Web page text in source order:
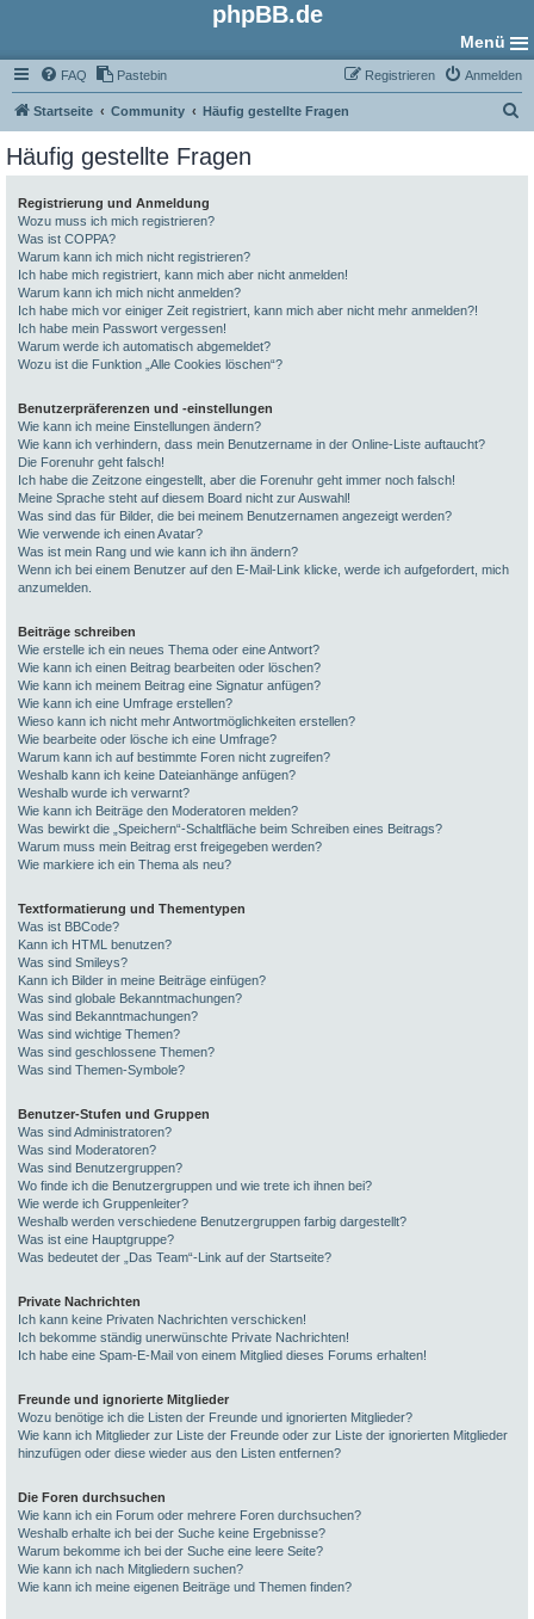
phpBB.de
Menü
FAQ Pastebin Anmelden
Registrieren
Startseite Community Häufig gestellte Fragen
Häufig gestellte Fragen
Registrierung und Anmeldung
Wozu muss ich mich registrieren?
Was ist COPPA?
Warum kann ich mich nicht registrieren?
Ich habe mich registriert, kann mich aber nicht anmelden!
Warum kann ich mich nicht anmelden?
Ich habe mich vor einiger Zeit registriert, kann mich aber nicht mehr anmelden?!
Ich habe mein Passwort vergessen!
Warum werde ich automatisch abgemeldet?
Wozu ist die Funktion „Alle Cookies löschen“?
Benutzerpräferenzen und -einstellungen
Wie kann ich meine Einstellungen ändern?
Wie kann ich verhindern, dass mein Benutzername in der Online-Liste auftaucht?
Die Forenuhr geht falsch!
Ich habe die Zeitzone eingestellt, aber die Forenuhr geht immer noch falsch!
Meine Sprache steht auf diesem Board nicht zur Auswahl!
Was sind das für Bilder, die bei meinem Benutzernamen angezeigt werden?
Wie verwende ich einen Avatar?
Was ist mein Rang und wie kann ich ihn ändern?
Wenn ich bei einem Benutzer auf den E-Mail-Link klicke, werde ich aufgefordert, mich
anzumelden.
Beiträge schreiben
Wie erstelle ich ein neues Thema oder eine Antwort?
Wie kann ich einen Beitrag bearbeiten oder löschen?
Wie kann ich meinem Beitrag eine Signatur anfügen?
Wie kann ich eine Umfrage erstellen?
Wieso kann ich nicht mehr Antwortmöglichkeiten erstellen?
Wie bearbeite oder lösche ich eine Umfrage?
Warum kann ich auf bestimmte Foren nicht zugreifen?
Weshalb kann ich keine Dateianhänge anfügen?
Weshalb wurde ich verwarnt?
Wie kann ich Beiträge den Moderatoren melden?
Was bewirkt die „Speichern“-Schaltfläche beim Schreiben eines Beitrags?
Warum muss mein Beitrag erst freigegeben werden?
Wie markiere ich ein Thema als neu?
Textformatierung und Thementypen
Was ist BBCode?
Kann ich HTML benutzen?
Was sind Smileys?
Kann ich Bilder in meine Beiträge einfügen?
Was sind globale Bekanntmachungen?
Was sind Bekanntmachungen?
Was sind wichtige Themen?
Was sind geschlossene Themen?
Was sind Themen-Symbole?
Benutzer-Stufen und Gruppen
Was sind Administratoren?
Was sind Moderatoren?
Was sind Benutzergruppen?
Wo finde ich die Benutzergruppen und wie trete ich ihnen bei?
Wie werde ich Gruppenleiter?
Weshalb werden verschiedene Benutzergruppen farbig dargestellt?
Was ist eine Hauptgruppe?
Was bedeutet der „Das Team“-Link auf der Startseite?
Private Nachrichten
Ich kann keine Privaten Nachrichten verschicken!
Ich bekomme ständig unerwünschte Private Nachrichten!
Ich habe eine Spam-E-Mail von einem Mitglied dieses Forums erhalten!
Freunde und ignorierte Mitglieder
Wozu benötige ich die Listen der Freunde und ignorierten Mitglieder?
Wie kann ich Mitglieder zur Liste der Freunde oder zur Liste der ignorierten Mitglieder
hinzufügen oder diese wieder aus den Listen entfernen?
Die Foren durchsuchen
Wie kann ich ein Forum oder mehrere Foren durchsuchen?
Weshalb erhalte ich bei der Suche keine Ergebnisse?
Warum bekomme ich bei der Suche eine leere Seite?
Wie kann ich nach Mitgliedern suchen?
Wie kann ich meine eigenen Beiträge und Themen finden?